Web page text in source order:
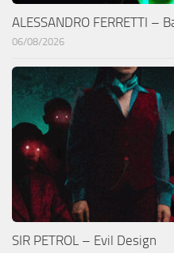
ALESSANDRO FERRETTI –
06/08/2026
SIR PETROL – Evil Design